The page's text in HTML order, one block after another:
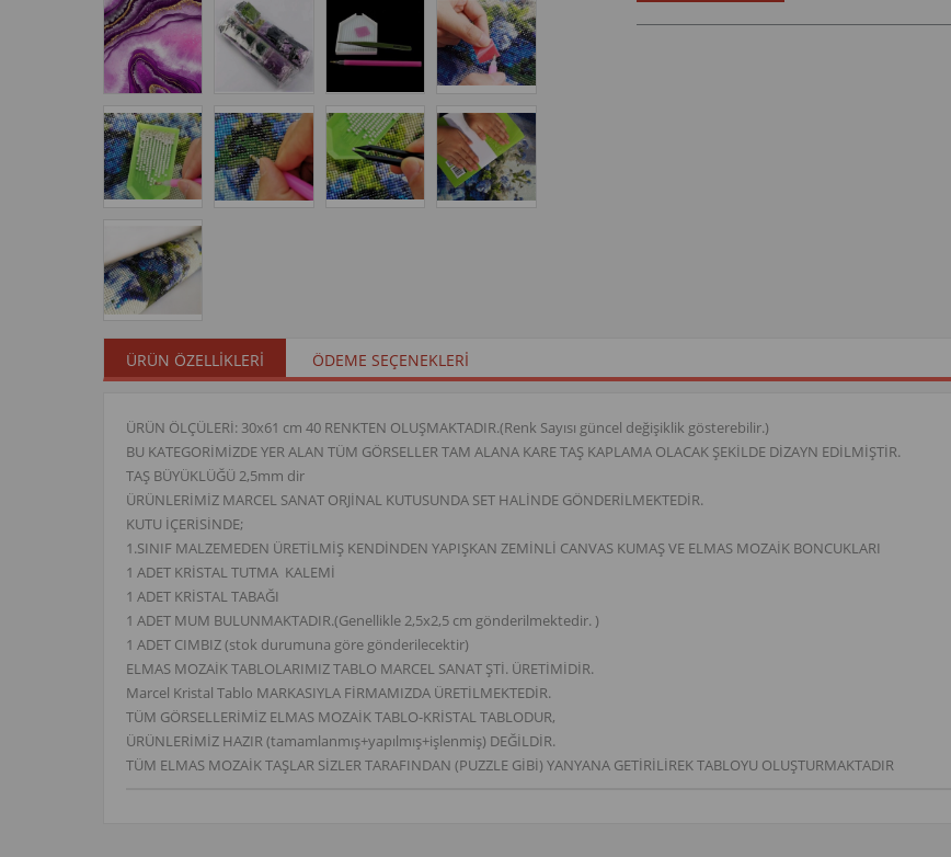
ÜRÜN ÖZELLIKLERI ÖDEME SEÇENEKLERI
ÜRÜN ÖLÇÜLERİ: 30x61 cm 40 RENKTEN OLUŞMAKTADIR.(Renk Sayısı güncel değişiklik gösterebilir.)
BU KATEGORİMİZDE YER ALAN TÜM GÖRSELLER TAM ALANA KARE TAŞ KAPLAMA OLACAK ŞEKİLDE DİZAYN EDİLMİŞTİR.
TAŞ BÜYÜKLÜĞÜ 2,5mm dir
ÜRÜNLERİMİZ MARCEL SANAT ORJİNAL KUTUSUNDA SET HALİNDE GÖNDERİLMEKTEDİR.
KUTU İÇERİSİNDE;
1.SINIF MALZEMEDEN ÜRETİLMİŞ KENDİNDEN YAPIŞKAN ZEMİNLİ CANVAS KUMAŞ VE ELMAS MOZAİK BONCUKLARI
1 ADET KRİSTAL TUTMA KALEMİ
1 ADET KRİSTAL TABAĞI
1 ADET MUM BULUNMAKTADIR.(Genellikle 2,5x2,5 cm gönderilmektedir. )
1 ADET CIMBIZ (stok durumuna göre gönderilecektir)
ELMAS MOZAİK TABLOLARIMIZ TABLO MARCEL SANAT ŞTİ. ÜRETİMİDİR.
Marcel Kristal Tablo MARKASIYLA FİRMAMIZDA ÜRETİLMEKTEDİR.
TÜM GÖRSELLERİMİZ ELMAS MOZAİK TABLO-KRİSTAL TABLODUR,
ÜRÜNLERİMİZ HAZIR (tamamlanmış+yapılmış+işlenmiş) DEĞİLDİR.
TÜM ELMAS MOZAİK TAŞLAR SİZLER TARAFINDAN (PUZZLE GİBİ) YANYANA GETİRİLİREK TABLOYU OLUŞTURMAKTADIR